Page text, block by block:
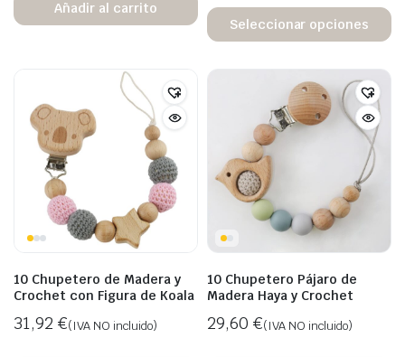
Añadir al carrito
Seleccionar opciones
10 Chupetero de Madera y
Crochet con Figura de Koala
31,92 €(IVA NO incluido)
10 Chupetero Pájaro de
Madera Haya y Crochet
29,60 €(IVA NO incluido)